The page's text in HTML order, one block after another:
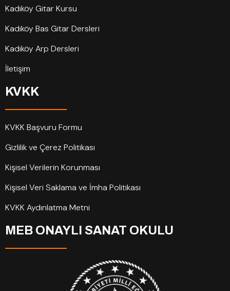
Kadıköy Gitar Kursu
Kadıköy Bas Gitar Dersleri
Kadıköy Arp Dersleri
İletişim
KVKK
KVKK Başvuru Formu
Gizlilik ve Çerez Politikası
Kişisel Verilerin Korunması
Kişisel Veri Saklama ve İmha Politikası
KVKK Aydınlatma Metni
MEB ONAYLI SANAT OKULU